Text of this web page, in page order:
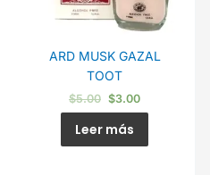
ARD MUSK GAZAL
TOOT
$5.00 $3.00
Leer más